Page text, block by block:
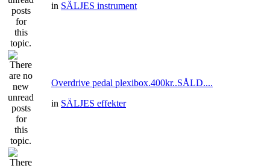
in SÄLJES instrument
Overdrive pedal plexibox.400kr..SÅLD....
in SÄLJES effekter